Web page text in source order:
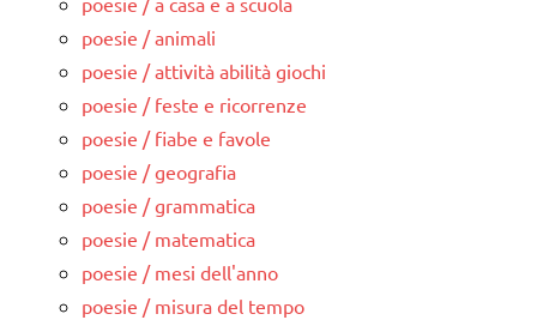
poesie / animali
poesie / attività abilità giochi
poesie / feste e ricorrenze
poesie / fiabe e favole
poesie / geografia
poesie / grammatica
poesie / matematica
poesie / mesi dell'anno
poesie / misura del tempo